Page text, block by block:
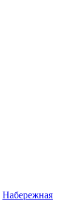
Набережная